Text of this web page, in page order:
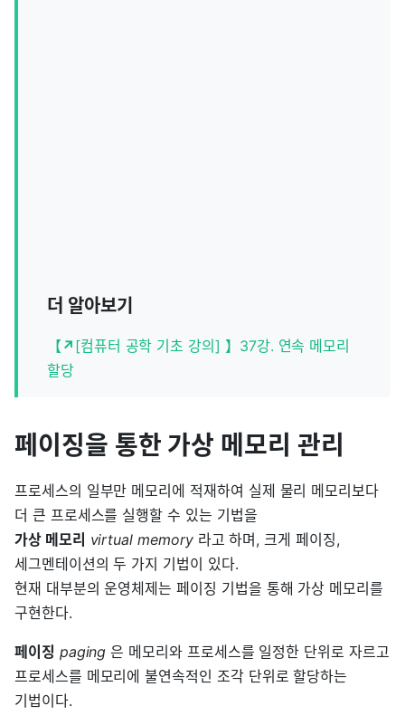
더 알아보기
【↗ [컴퓨터 공학 기초 강의] 】37강. 연속 메모리
할당
페이징을 통한 가상 메모리 관리
프로세스의 일부만 메모리에 적재하여 실제 물리 메모리보다
더 큰 프로세스를 실행할 수 있는 기법을
가상 메모리 virtual memory라고 하며, 크게 페이징,
세그멘테이션의 두 가지 기법이 있다.
현재 대부분의 운영체제는 페이징 기법을 통해 가상 메모리를
구현한다.
페이징 paging 은 메모리와 프로세스를 일정한 단위로 자르고
프로세스를 메모리에 불연속적인 조각 단위로 할당하는
기법이다.